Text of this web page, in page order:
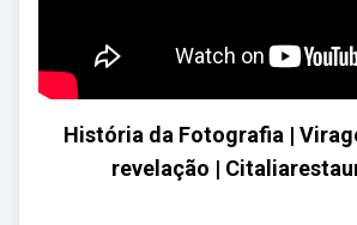
História da Fotografia |
revelação |